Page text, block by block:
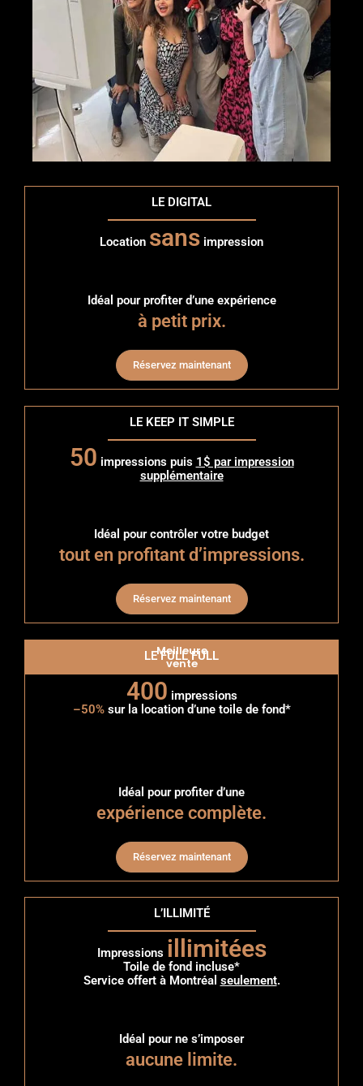
LE DIGITAL
Location sans impression
Idéal pour profiter d’une expérience
à petit prix.
Réservez maintenant
LE KEEP IT SIMPLE
50 impressions puis 1$ par impression
supplémentaire
Idéal pour contrôler votre budget
tout en profitant d’impressions.
Réservez maintenant
Meilleure
vente
LE FULL FULL
400 impressions
–50%sur la location d’une toile de fond*
Idéal pour profiter d’une
expérience complète.
Réservez maintenant
L’ILLIMITÉ
Impressions illimitées
Toile de fond incluse*
Service offert à Montréal seulement.
Idéal pour ne s’imposer
aucune limite.